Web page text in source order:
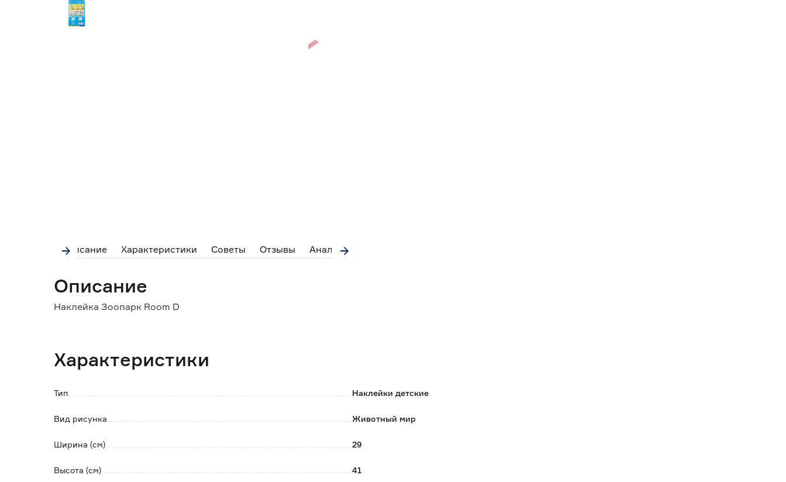
Описание Характеристики Советы Отзывы Аналоги
Описание
Наклейка Зоопарк Room D
Характеристики
Тип Наклейки детские
Вид рисунка Животный мир
Ширина (см) 29
Высота (см) 41